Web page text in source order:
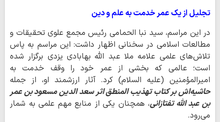
تجلیل از یک عمر خدمت به علم و دین
در این مراسم، سید نبا الحمامی رئیس مجمع علوی تحقیقات و
مطالعات اسلامی در سخنانی اظهار داشت: این مراسم به پاس
تلاش‌های علمی علامه ملا عبد الله بهابادی یزدی برگزار شده
است؛ عالمی که بخشی از عمر خود را وقف خدمت به
امیرالمؤمنین (علیه السلام) کرد. آثار ارزشمند او، از جمله
حاشیه‌اش بر کتاب تهذیب المنطق اثر سعد الدین مسعود بن عمر
بن عبد الله تفتازانی، همچنان یکی از منابع مهم علمی به شمار
می‌رود.